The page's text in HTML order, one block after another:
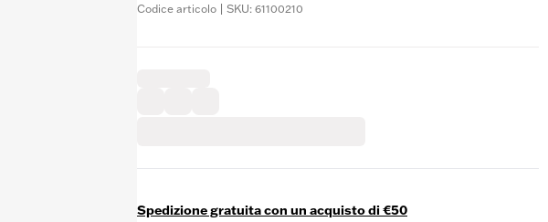
Codice articolo | SKU: 61100210
Spedizione gratuita con un acquisto di €50